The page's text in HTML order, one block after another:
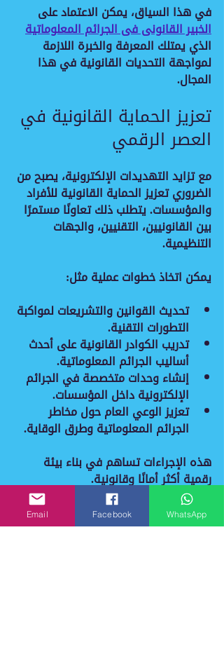
في هذا السياق، يمكن الاعتماد على
الخبير القانونى فى الجرائم المعلوماتية
الذي يمتلك المعرفة والخبرة اللازمة
لمواجهة التحديات القانونية في هذا
المجال.
تعزيز الحماية القانونية في
العصر الرقمي
مع تزايد التهديدات الإلكترونية، يصبح من
الضروري تعزيز الحماية القانونية للأفراد
والمؤسسات. يتطلب ذلك تعاونًا مستمرًا
بين القانونيين، التقنيين، والجهات
التنظيمية.
يمكن اتخاذ خطوات عملية مثل:
تحديث القوانين والتشريعات لمواكبة
التطورات التقنية.
تدريب الكوادر القانونية على أحدث
أساليب الجرائم المعلوماتية.
إنشاء وحدات متخصصة في الجرائم
الإلكترونية داخل المؤسسات.
تعزيز الوعي العام حول مخاطر
الجرائم المعلوماتية وطرق الوقاية.
هذه الإجراءات تساهم في بناء بيئة
رقمية أكثر أمانًا وقانونية.
في النهاية، يتضح أن دور الخبرة
Email Facebook WhatsApp